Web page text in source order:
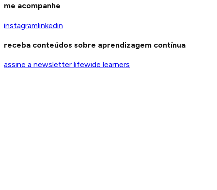
me acompanhe
instagramlinkedin
receba conteúdos sobre aprendizagem contínua
assine a newsletter lifewide learners